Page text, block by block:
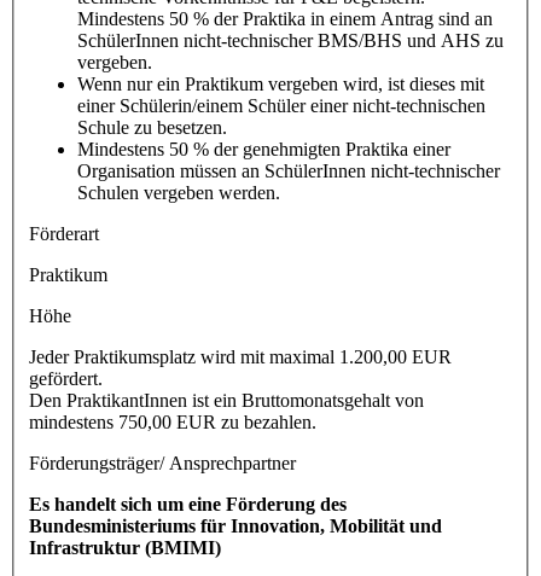
Mindestens 50 % der Praktika in einem Antrag sind an
SchülerInnen nicht-technischer BMS/BHS und AHS zu
vergeben.
Wenn nur ein Praktikum vergeben wird, ist dieses mit
einer Schülerin/einem Schüler einer nicht-technischen
Schule zu besetzen.
Mindestens 50 % der genehmigten Praktika einer
Organisation müssen an SchülerInnen nicht-technischer
Schulen vergeben werden.
Förderart
Praktikum
Höhe
Jeder Praktikumsplatz wird mit maximal 1.200,00 EUR
gefördert.
Den PraktikantInnen ist ein Bruttomonatsgehalt von
mindestens 750,00 EUR zu bezahlen.
Förderungsträger/ Ansprechpartner
Es handelt sich um eine Förderung des
Bundesministeriums für Innovation, Mobilität und
Infrastruktur (BMIMI)